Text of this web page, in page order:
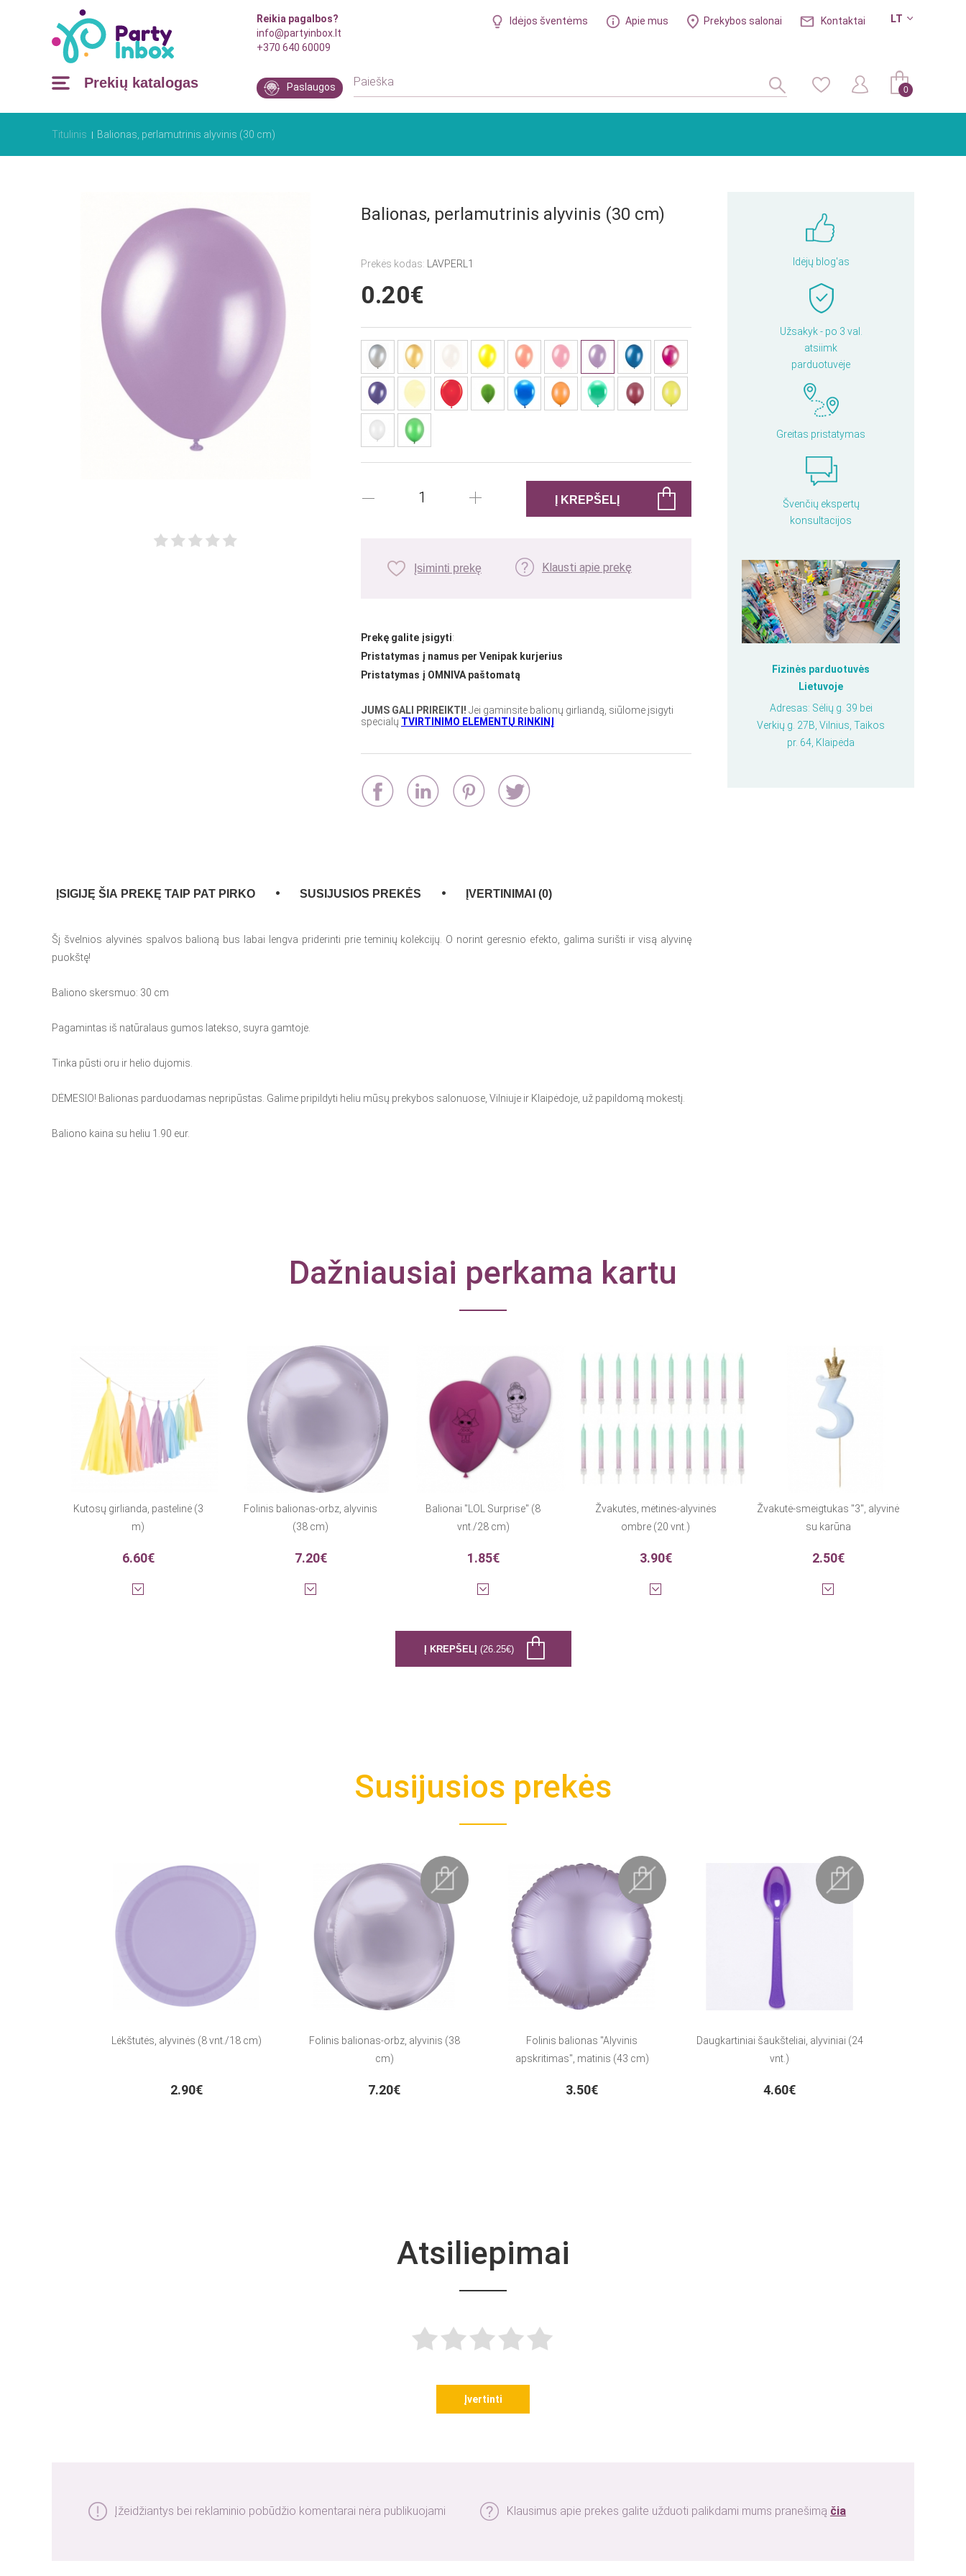
Reikia pagalbos?
info@partyinbox.lt
+370 640 60009
LT
Idėjos šventėms Apie mus Prekybos salonai Kontaktai
Prekių katalogas Paslaugos 0
Titulinis Balionas, perlamutrinis alyvinis (30 cm)
Idėjų blog'as
Užsakyk - po 3 val.
atsiimk
parduotuvėje
Greitas pristatymas
Švenčių ekspertų
konsultacijos
Fizinės parduotuvės
Lietuvoje
Adresas: Sėlių g. 39 bei
Verkių g. 27B, Vilnius, Taikos
pr. 64, Klaipėda
Balionas, perlamutrinis alyvinis (30 cm)
Prekės kodas: LAVPERL1
0.20€
Įsiminti prekę Klausti apie prekę
Prekę galite įsigyti:
Pristatymas į namus per Venipak kurjerius
Pristatymas į OMNIVA paštomatą
JUMS GALI PRIREIKTI! Jei gaminsite balionų girliandą, siūlome įsigyti
specialų TVIRTINIMO ELEMENTŲ RINKINĮ
ĮSIGIJĘ ŠIA PREKĘ TAIP PAT PIRKO SUSIJUSIOS PREKĖS ĮVERTINIMAI (0)
Šį švelnios alyvinės spalvos balioną bus labai lengva priderinti prie teminių kolekcijų. O norint geresnio efekto, galima surišti ir visą alyvinę
puokštę!
Baliono skersmuo: 30 cm
Pagamintas iš natūralaus gumos latekso, suyra gamtoje.
Tinka pūsti oru ir helio dujomis.
DĖMESIO! Balionas parduodamas nepripūstas. Galime pripildyti heliu mūsų prekybos salonuose, Vilniuje ir Klaipėdoje, už papildomą mokestį.
Baliono kaina su heliu 1.90 eur.
Dažniausiai perkama kartu
Kutosų girlianda, pastelinė (3
m)
6.60€
Folinis balionas-orbz, alyvinis
(38 cm)
7.20€
Balionai "LOL Surprise" (8
vnt./28 cm)
1.85€
Žvakutės, mėtinės-alyvinės
ombre (20 vnt.)
3.90€
Žvakutė-smeigtukas "3", alyvinė
su karūna
2.50€
Į KREPŠELĮ (26.25€)
Susijusios prekės
Lėkštutės, alyvinės (8 vnt./18 cm)
2.90€
Folinis balionas-orbz, alyvinis (38
cm)
7.20€
Folinis balionas "Alyvinis
apskritimas", matinis (43 cm)
3.50€
Daugkartiniai šaukšteliai, alyviniai (24
vnt.)
4.60€
Atsiliepimai
Įvertinti
Įžeidžiantys bei reklaminio pobūdžio komentarai nėra publikuojami Klausimus apie prekes galite užduoti palikdami mums pranešimą čia